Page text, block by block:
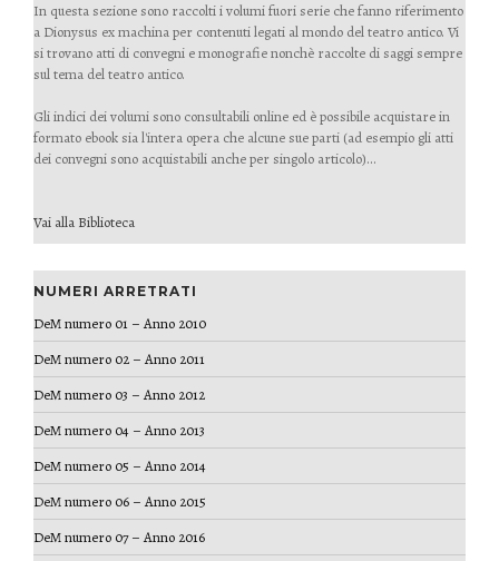
In questa sezione sono raccolti i volumi fuori serie che fanno riferimento
a Dionysus ex machina per contenuti legati al mondo del teatro antico. Vi
si trovano atti di convegni e monografie nonchè raccolte di saggi sempre
sul tema del teatro antico.
Gli indici dei volumi sono consultabili online ed è possibile acquistare in
formato ebook sia l'intera opera che alcune sue parti (ad esempio gli atti
dei convegni sono acquistabili anche per singolo articolo)...
Vai alla Biblioteca
NUMERI ARRETRATI
DeM numero 01 – Anno 2010
DeM numero 02 – Anno 2011
DeM numero 03 – Anno 2012
DeM numero 04 – Anno 2013
DeM numero 05 – Anno 2014
DeM numero 06 – Anno 2015
DeM numero 07 – Anno 2016